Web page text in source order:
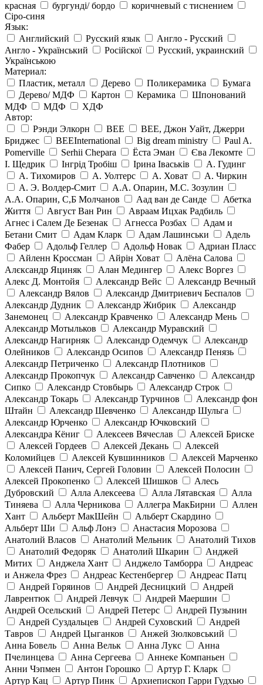
красная
бургунді/ бордо
коричневый с тиснением
Сіро-синя
Язык:
Английский
Русский язык
Англо - Русский
Англо - Український
Російскої
Русский, украинский
Українською
Материал:
Пластик, металл
Дерево Поликерамика
Бумага
Дерево/ МДФ
Картон Керамика
Шпонований
МДФ
МДФ
ХДФ
Автор:
Рэнди Элкорн
BEE
BEE, Джон Уайт, Джерри
Бриджес
BEEInternational Big dream ministry
Paul A.
Pomerville
Serhii Chepara Ёста Эман
Єва Лекомте
І. Щедрик
Інгрід Тробіш Ірина Іваськів
А. Гудинг
А. Тихомиров
А. Уолтерс А. Ховат
А. Чиркин
А. Э. Волдер-Смит
А.А. Опарин, М.С. Зозулин
А.А. Опарин, С,Б Молчанов
Аад ван де Санде
Абетка
Життя
Август Ван Рин
Авраам Ицхак Радбиль
Агнес і Салем Де Безенак
Агнесса Розбах
Адам и
Бетани Смит
Адам Кларк Адам Лашинськи
Адель
Фабер
Адольф Геллер Адольф Новак
Адриан Пласс
Айленн Кроссман
Айрін Ховат
Алёна Салова
Алєксандр Яциняк
Алан Медингер
Алекс Воргез
Алекс Д. Монтойя
Александр Вейс
Александр Вечный
Александр Вялов
Александр Дмитриевич Беспалов
Александр Дудник
Александр Жибрик
Александр
Занемонец
Александр Кравченко
Александр Мень
Александр Мотыльков
Александр Муравский
Александр Нагирняк
Александр Одемчук
Александр
Олейников
Александр Осипов
Александр Пенязь
Александр Петриченко
Александр Плотников
Александр Прокопчук
Александр Савченко
Александр
Сипко
Александр Стовбырь
Александр Строк
Александр Токарь
Александр Турчинов
Александр фон
Штайн
Александр Шевченко
Александр Шульга
Александр Юрченко
Александр Ючковский
Александра Кёниг
Алексеев Вячеслав
Алексей Бриске
Алексей Гордеев
Алексей Декань
Алексей
Коломийцев
Алексей Кувшинников
Алексей Марченко
Алексей Панич, Сергей Головин
Алексей Полосин
Алексей Прокопенко
Алексей Шишков
Алесь
Дубровский
Алла Алексеева Алла Лятавская
Алла
Тиняева
Алла Черникова Аллегра МакБирни
Аллен
Хант
Альберт МакШейн
Альберт Скардино
Альберт Ши
Альф Лонэ
Анастасия Морозова
Анатолий Власов
Анатолий Мельник
Анатолий Тихов
Анатолий Федоряк
Анатолий Шкарин
Анджей
Митих
Анджела Хант Анджело Тамборра
Андреас
и Анжела Фрез
Андреас Кестенбергер
Андреас Патц
Андрей Горяинов
Андрей Десницкий
Андрей
Лаврентюк
Андрей Левчук
Андрей Маершин
Андрей Осельский
Андрей Петерс
Андрей Пузынин
Андрей Суздальцев
Андрей Суховский
Андрей
Тавров
Андрей Цыганков
Анжей Зюлковський
Анна Бовель
Анна Вельк Анна Лукс
Анна
Пчелинцева
Анна Сергеева
Аннеке Компаньен
Анни Чэпмен
Антон Горошко
Артур Г. Кларк
Артур Кац
Артур Пинк Архиепископ Гарри Гудхью